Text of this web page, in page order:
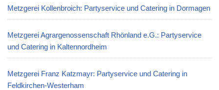
Metzgerei Kollenbroich: Partyservice und Catering in Dormagen
Metzgerei Agrargenossenschaft Rhönland e.G.: Partyservice
und Catering in Kaltennordheim
Metzgerei Franz Katzmayr: Partyservice und Catering in
Feldkirchen-Westerham